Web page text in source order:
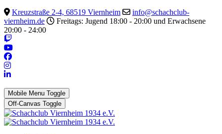
Kreuzstraße 2-4, 68519 Viernheim
info@schachclub-
viernheim.de
Freitags: Jugend 18:00 - 20:00 und Erwachsene
20:00 - 24:00
Mobile Menu Toggle
Off-Canvas Toggle